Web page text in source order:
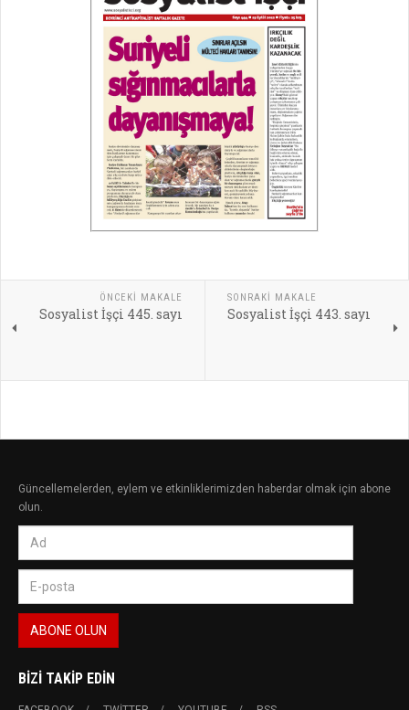
ÖNCEKI MAKALE
Sosyalist İşçi 445. sayı
SONRAKI MAKALE
Sosyalist İşçi 443. sayı
Güncellemelerden, eylem ve etkinliklerimizden haberdar olmak için abone
olun.
BIZI TAKIP EDIN